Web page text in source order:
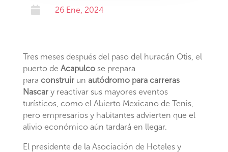
 26 Ene, 2024
Tres meses después del paso del huracán Otis, el
puerto de Acapulcose prepara
para construirun autódromo para carreras
Nascary reactivar sus mayores eventos
turísticos, como el Abierto Mexicano de Tenis,
pero empresarios y habitantes advierten que el
alivio económico aún tardará en llegar.
El presidente de la Asociación de Hoteles y